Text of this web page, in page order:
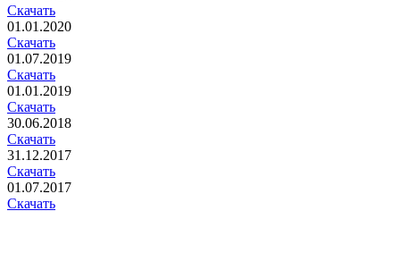
Скачать
01.01.2020
Скачать
01.07.2019
Скачать
01.01.2019
Скачать
30.06.2018
Скачать
31.12.2017
Скачать
01.07.2017
Скачать